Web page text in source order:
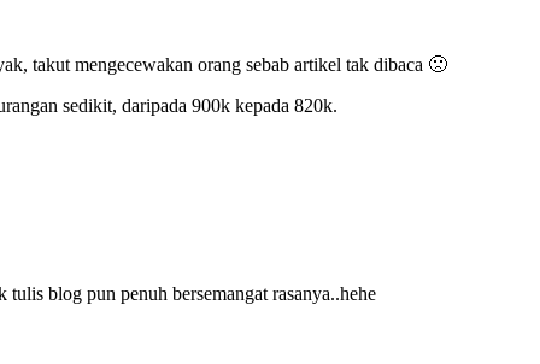
takut mengecewakan orang sebab artikel tak dibaca 🙁
sedikit, daripada 900k kepada 820k.
blog pun penuh bersemangat rasanya..hehe